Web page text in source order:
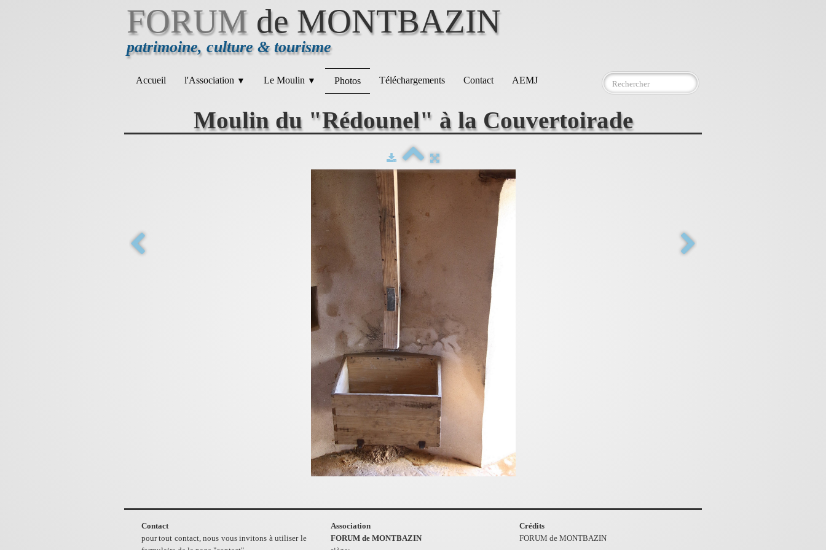
FORUM de MONTBAZIN
patrimoine, culture & tourisme
Accueil l'Association ▼ Le Moulin ▼ Photos Téléchargements Contact AEMJ
Moulin du "Rédounel" à la Couvertoirade
Contact
pour tout contact, nous vous invitons à utiliser le
Association
FORUM de MONTBAZIN
Crédits
FORUM de MONTBAZIN